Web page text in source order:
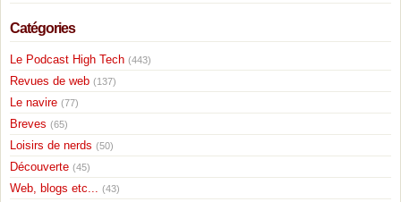
Catégories
Le Podcast High Tech (443)
Revues de web (137)
Le navire (77)
Breves (65)
Loisirs de nerds (50)
Découverte (45)
Web, blogs etc... (43)